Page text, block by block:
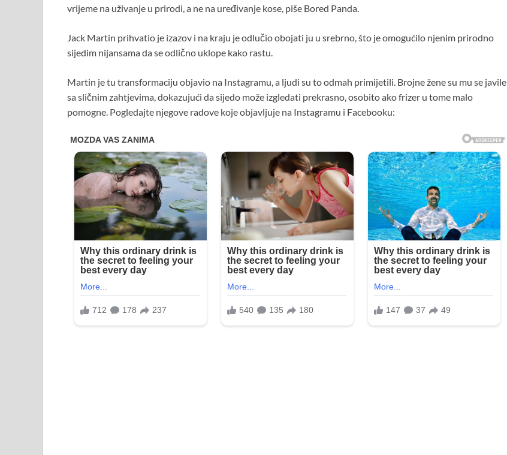
vrijeme na uživanje u prirodi, a ne na uređivanje kose, piše Bored Panda.
Jack Martin prihvatio je izazov i na kraju je odlučio obojati ju u srebrno, što je omogućilo njenim prirodno
sijedim nijansama da se odlično uklope kako rastu.
Martin je tu transformaciju objavio na Instagramu, a ljudi su to odmah primijetili. Brojne žene su mu se javile
sa sličnim zahtjevima, dokazujući da sijedo može izgledati prekrasno, osobito ako frizer u tome malo
pomogne. Pogledajte njegove radove koje objavljuje na Instagramu i Facebooku: